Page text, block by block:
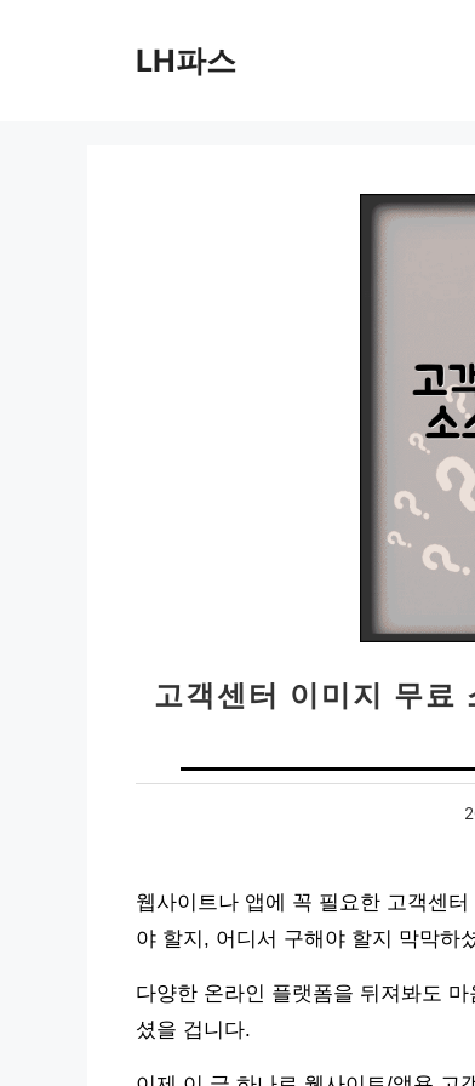
LH파스
고객센터 이미지 무료
웹사이트나 앱에 꼭 필요한 고객센
야 할지, 어디서 구해야 할지 막막하
다양한 온라인 플랫폼을 뒤져봐도
셨을 겁니다.